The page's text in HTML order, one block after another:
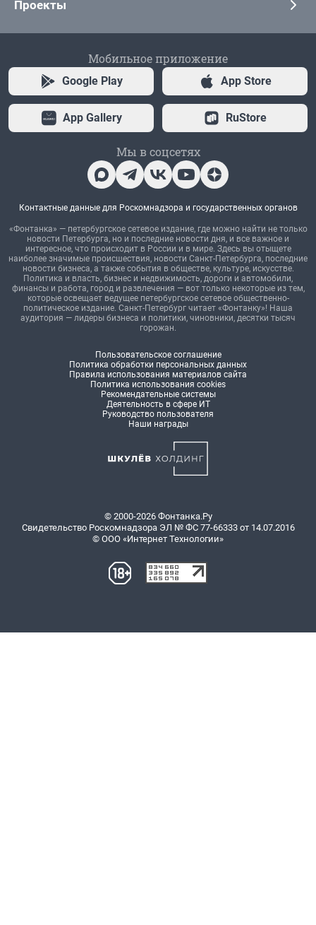
Проекты
Мобильное приложение
Google Play App Store
App Gallery RuStore
Мы в соцсетях
Контактные данные для Роскомнадзора и государственных органов
«Фонтанка» — петербургское сетевое издание, где можно найти не только
новости Петербурга, но и последние новости дня, и все важное и
интересное, что происходит в России и в мире. Здесь вы отыщете
наиболее значимые происшествия, новости Санкт-Петербурга, последние
новости бизнеса, а также события в обществе, культуре, искусстве.
Политика и власть, бизнес и недвижимость, дороги и автомобили,
финансы и работа, город и развлечения — вот только некоторые из тем,
которые освещает ведущее петербургское сетевое общественно-
политическое издание. Санкт-Петербург читает «Фонтанку»! Наша
аудитория — лидеры бизнеса и политики, чиновники, десятки тысяч
горожан.
Пользовательское соглашение
Политика обработки персональных данных
Правила использования материалов сайта
Политика использования cookies
Рекомендательные системы
Деятельность в сфере ИТ
Руководство пользователя
Наши награды
© 2000-2026 Фонтанка.Ру
Свидетельство Роскомнадзора ЭЛ № ФС 77-66333 от 14.07.2016
© ООО «Интернет Технологии»